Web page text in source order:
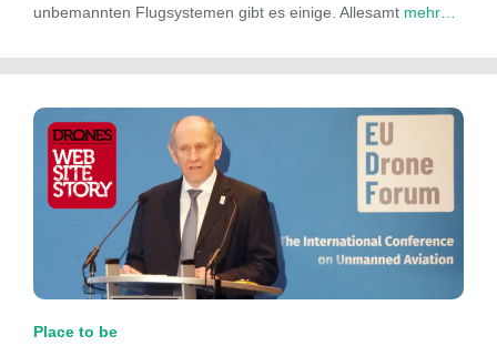
unbemannten Flugsystemen gibt es einige. Allesamt mehr…
Place to be